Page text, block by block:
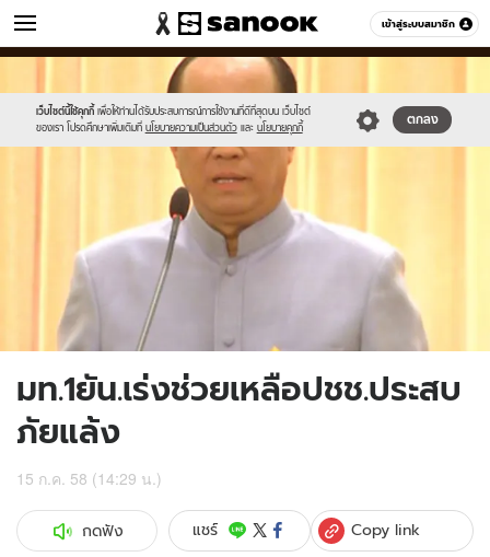
เข้าสู่ระบบสมาชิก
ข่าว หมวดอื่นๆ
เว็บไซต์นี้ใช้คุกกี้ เพื่อให้ท่านได้รับประสบการณ์การใช้งานที่ดีที่สุดบน เว็บไซต์
ของเรา โปรดศึกษาเพิ่มเติมที่ นโยบายความเป็นส่วนตัว และ นโยบายคุกกี้
ตกลง
//s.isanook.com/sr/0/images/logo-
new-
sanook.png
//s.isanook.com/ns/0/ud/366/1830482/632157-
01.jpg
มท.1ยัน.เร่งช่วยเหลือปชช.ประสบ
ภัยแล้ง
15 ก.ค. 58 (14:29 น.)
กดฟัง แชร์ Copy link